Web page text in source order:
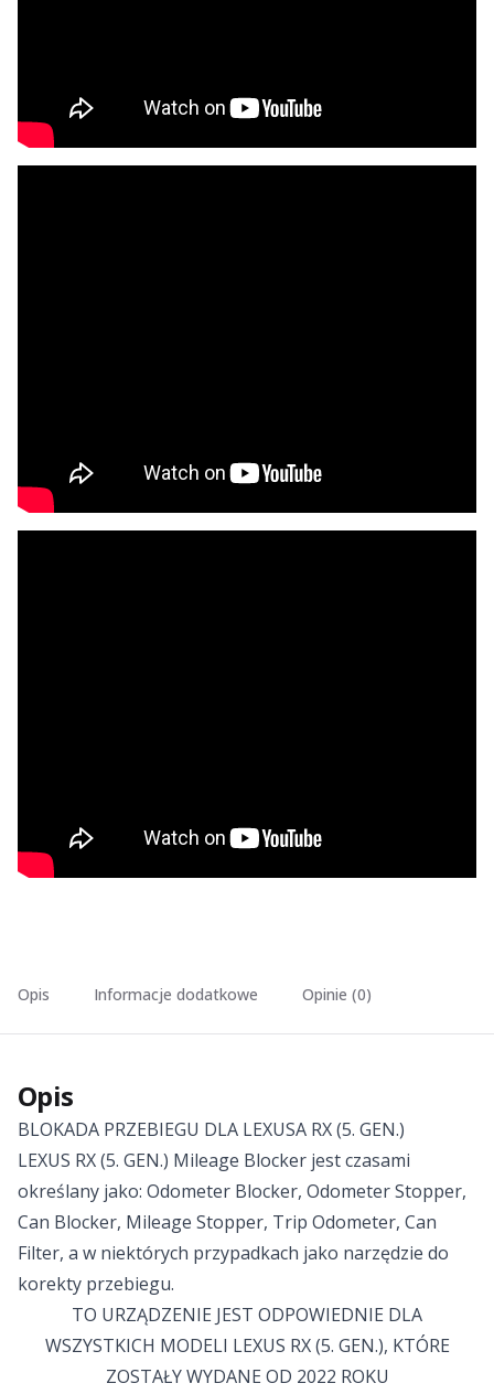
Opis Informacje dodatkowe Opinie (0)
Opis
BLOKADA PRZEBIEGU DLA LEXUSA RX (5. GEN.)
LEXUS RX (5. GEN.) Mileage Blocker jest czasami
określany jako: Odometer Blocker, Odometer Stopper,
Can Blocker, Mileage Stopper, Trip Odometer, Can
Filter, a w niektórych przypadkach jako narzędzie do
korekty przebiegu.
TO URZĄDZENIE JEST ODPOWIEDNIE DLA
WSZYSTKICH MODELI LEXUS RX (5. GEN.), KTÓRE
ZOSTAŁY WYDANE OD 2022 ROKU